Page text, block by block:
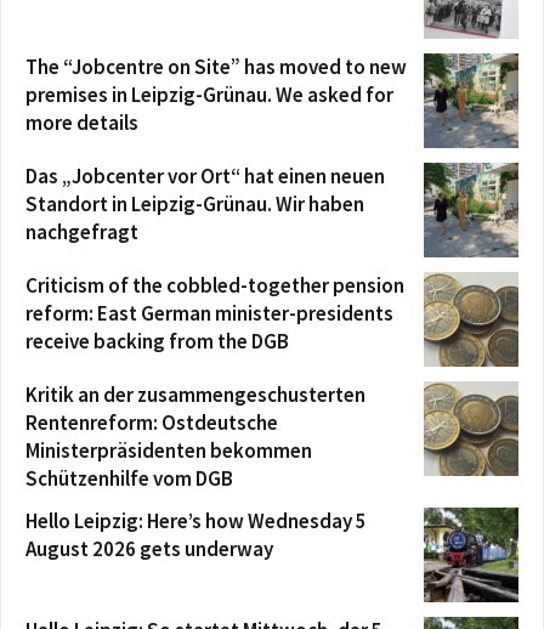
The “Jobcentre on Site” has moved to new
premises in Leipzig-Grünau. We asked for
more details
Das „Jobcenter vor Ort“ hat einen neuen
Standort in Leipzig-Grünau. Wir haben
nachgefragt
Criticism of the cobbled-together pension
reform: East German minister-presidents
receive backing from the DGB
Kritik an der zusammengeschusterten
Rentenreform: Ostdeutsche
Ministerpräsidenten bekommen
Schützenhilfe vom DGB
Hello Leipzig: Here’s how Wednesday 5
August 2026 gets underway